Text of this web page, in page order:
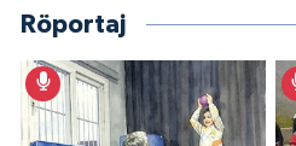
Röportaj